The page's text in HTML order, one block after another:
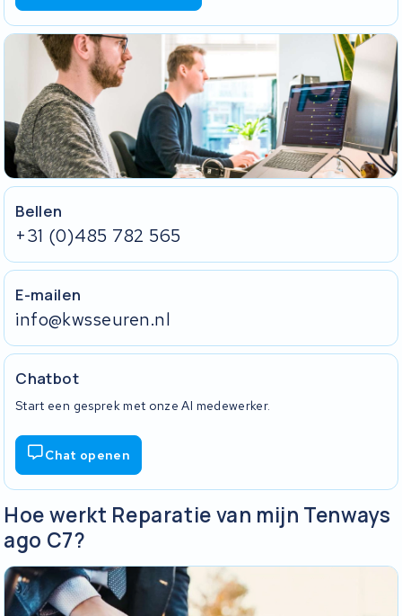
Bellen
+31 (0)485 782 565
E-mailen
info@kwsseuren.nl
Chatbot
Start een gesprek met onze AI medewerker.
Chat openen
Hoe werkt Reparatie van mijn Tenways
ago C7?